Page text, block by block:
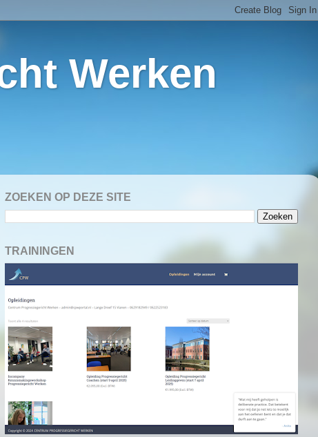
Werken
ZOEKEN OP DEZE SITE
TRAININGEN